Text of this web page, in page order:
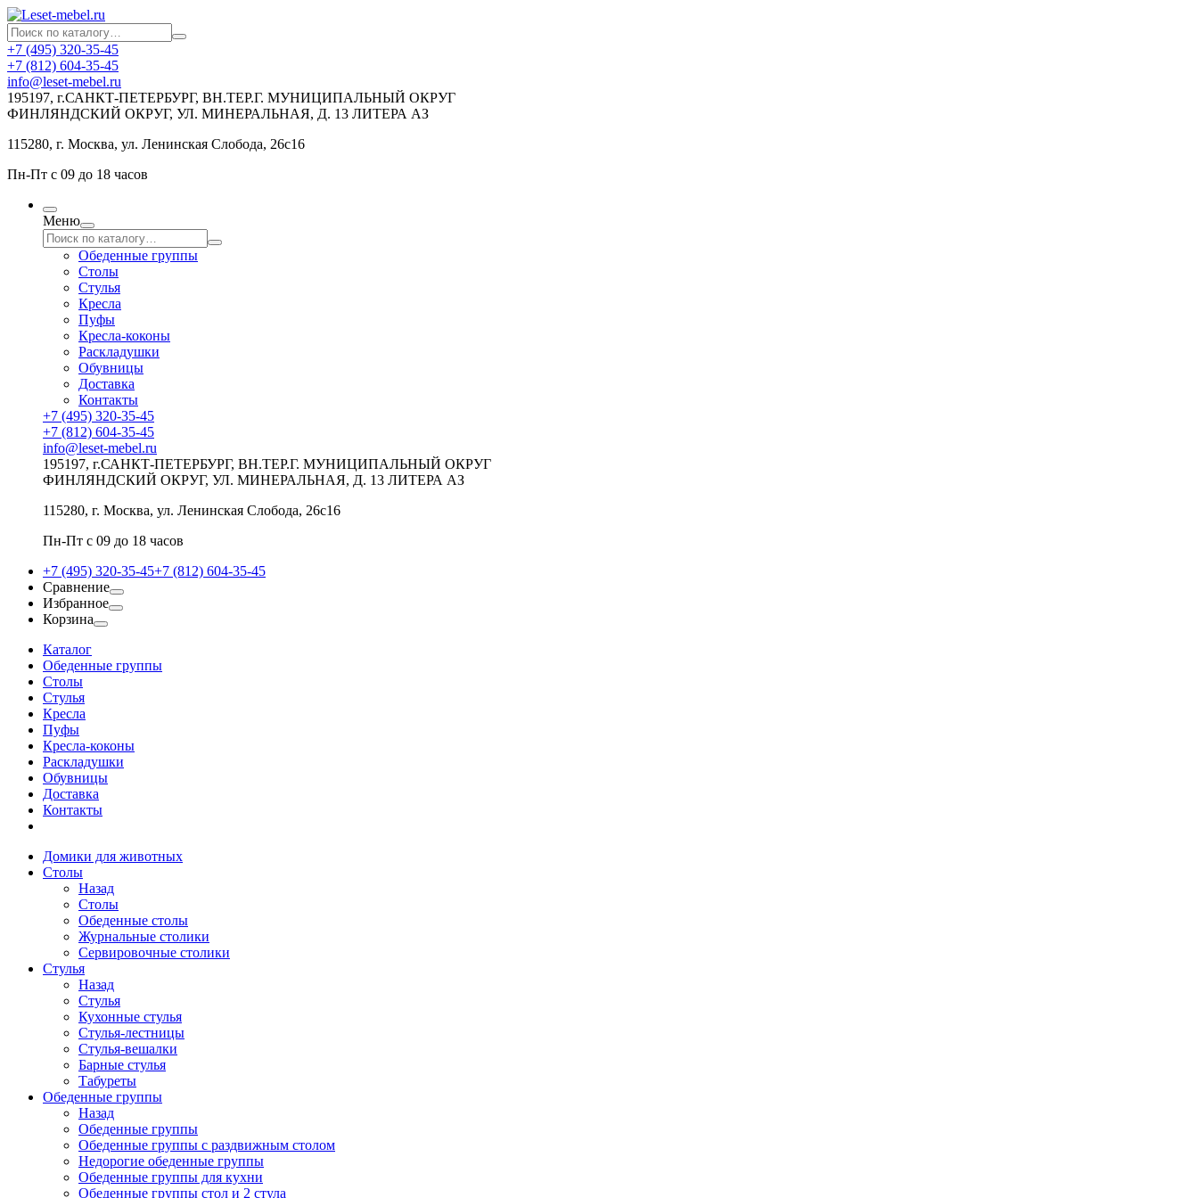
+7 (495) 320-35-45
+7 (812) 604-35-45
info@leset-mebel.ru
195197, г.САНКТ-ПЕТЕРБУРГ, ВН.ТЕР.Г. МУНИЦИПАЛЬНЫЙ ОКРУГ
ФИНЛЯНДСКИЙ ОКРУГ, УЛ. МИНЕРАЛЬНАЯ, Д. 13 ЛИТЕРА АЗ
115280, г. Москва, ул. Ленинская Слобода, 26с16
Пн-Пт с 09 до 18 часов
Меню
Обеденные группы
Столы
Стулья
Кресла
Пуфы
Кресла-коконы
Раскладушки
Обувницы
Доставка
Контакты
+7 (495) 320-35-45
+7 (812) 604-35-45
info@leset-mebel.ru
195197, г.САНКТ-ПЕТЕРБУРГ, ВН.ТЕР.Г. МУНИЦИПАЛЬНЫЙ ОКРУГ
ФИНЛЯНДСКИЙ ОКРУГ, УЛ. МИНЕРАЛЬНАЯ, Д. 13 ЛИТЕРА АЗ
115280, г. Москва, ул. Ленинская Слобода, 26с16
Пн-Пт с 09 до 18 часов
+7 (495) 320-35-45+7 (812) 604-35-45
Сравнение
Избранное
Корзина
Каталог
Обеденные группы
Столы
Стулья
Кресла
Пуфы
Кресла-коконы
Раскладушки
Обувницы
Доставка
Контакты
Домики для животных
Столы
Назад
Столы
Обеденные столы
Журнальные столики
Сервировочные столики
Стулья
Назад
Стулья
Кухонные стулья
Стулья-лестницы
Стулья-вешалки
Барные стулья
Табуреты
Обеденные группы
Назад
Обеденные группы
Обеденные группы с раздвижным столом
Недорогие обеденные группы
Обеденные группы для кухни
Обеденные группы стол и 2 стула